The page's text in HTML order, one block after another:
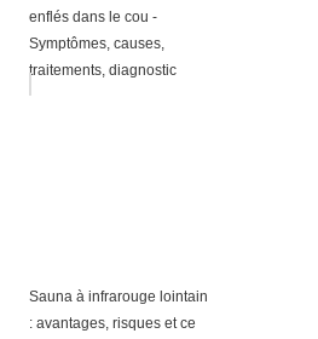
enflés dans le cou -
Symptômes, causes,
traitements, diagnostic
Sauna à infrarouge lointain
: avantages, risques et ce